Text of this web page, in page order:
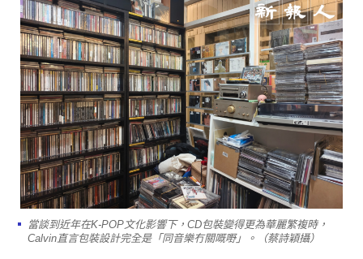
當談到近年在K-POP文化影響下，CD包裝變得更為華麗繁複時，
Calvin直言包裝設計完全是「同音樂冇關嘅嘢」。（蔡詩穎攝）